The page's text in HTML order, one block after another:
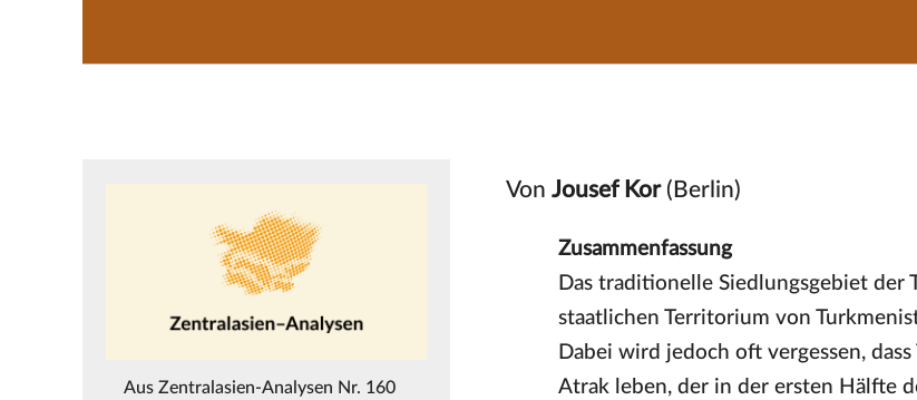
AusZentralasien-Analysen Nr. 160
VonJousef Kor(Berlin)
Zusammenfassung
Das traditionelle Siedlungsgebiet
staatlichen Territorium von
Dabei wird jedoch oft vergessen,
Atrak leben, der in der ersten Hälfte